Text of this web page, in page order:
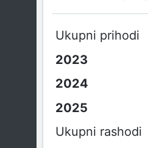
Ukupni prihodi
Ukupni rashodi